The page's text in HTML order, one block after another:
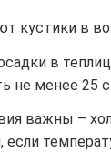
кустики в
в
не менее 25
важны –
если